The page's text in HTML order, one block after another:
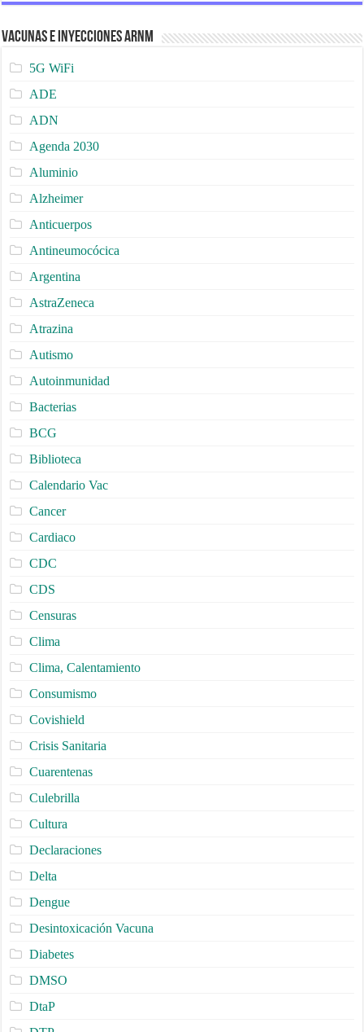
Vacunas e Inyecciones ARNm
5G WiFi
ADE
ADN
Agenda 2030
Aluminio
Alzheimer
Anticuerpos
Antineumocócica
Argentina
AstraZeneca
Atrazina
Autismo
Autoinmunidad
Bacterias
BCG
Biblioteca
Calendario Vac
Cancer
Cardiaco
CDC
CDS
Censuras
Clima
Clima, Calentamiento
Consumismo
Covishield
Crisis Sanitaria
Cuarentenas
Culebrilla
Cultura
Declaraciones
Delta
Dengue
Desintoxicación Vacuna
Diabetes
DMSO
DtaP